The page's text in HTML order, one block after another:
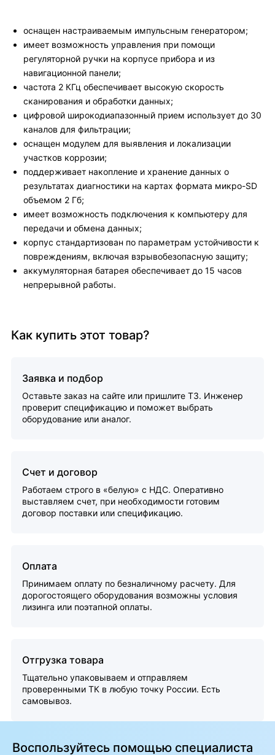
оснащен настраиваемым импульсным генератором;
имеет возможность управления при помощи
регуляторной ручки на корпусе прибора и из
навигационной панели;
частота 2 КГц обеспечивает высокую скорость
сканирования и обработки данных;
цифровой широкодиапазонный прием использует до 30
каналов для фильтрации;
оснащен модулем для выявления и локализации
участков коррозии;
поддерживает накопление и хранение данных о
результатах диагностики на картах формата микро-SD
объемом 2 Гб;
имеет возможность подключения к компьютеру для
передачи и обмена данных;
корпус стандартизован по параметрам устойчивости к
повреждениям, включая взрывобезопасную защиту;
аккумуляторная батарея обеспечивает до 15 часов
непрерывной работы.
Как купить этот товар?
Заявка и подбор
Оставьте заказ на сайте или пришлите ТЗ. Инженер
проверит спецификацию и поможет выбрать
оборудование или аналог.
Счет и договор
Работаем строго в «белую» с НДС. Оперативно
выставляем счет, при необходимости готовим
договор поставки или спецификацию.
Оплата
Принимаем оплату по безналичному расчету. Для
дорогостоящего оборудования возможны условия
лизинга или поэтапной оплаты.
Отгрузка товара
Тщательно упаковываем и отправляем
проверенными ТК в любую точку России. Есть
самовывоз.
Воспользуйтесь помощью специалиста